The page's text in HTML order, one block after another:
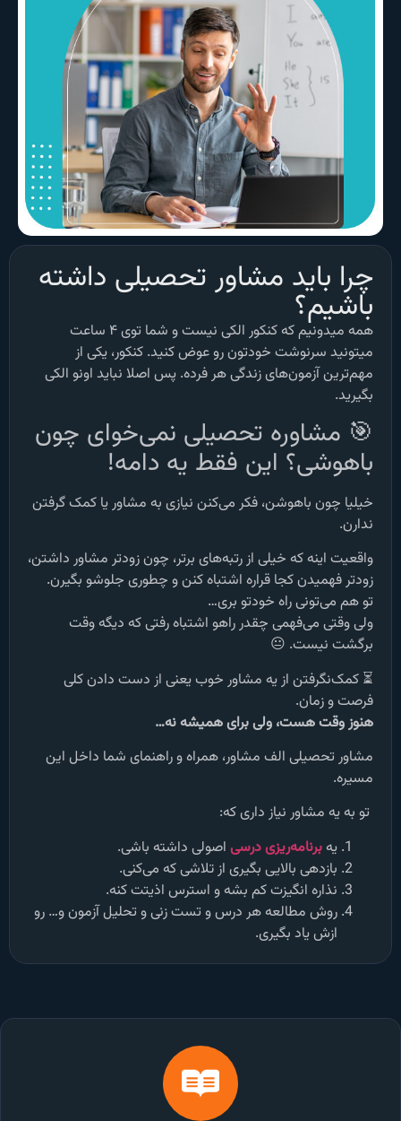
چرا باید مشاور تحصیلی داشته
باشیم؟
همه میدونیم که کنکور الکی نیست و شما توی ۴ ساعت
میتونید سرنوشت خودتون رو عوض کنید. کنکور، یکی از
مهم‌ترین آزمون‌های زندگی هر فرده. پس اصلا نباید اونو الکی
بگیرید.
🎯 مشاوره تحصیلی نمی‌خوای چون
باهوشی؟ این فقط یه دامه!
خیلیا چون باهوشن، فکر می‌کنن نیازی به مشاور یا کمک گرفتن
ندارن.
واقعیت اینه که خیلی از رتبه‌های برتر، چون زودتر مشاور داشتن،
زودتر فهمیدن کجا قراره اشتباه کنن و چطوری جلوشو بگیرن.
تو هم می‌تونی راه خودتو بری…
ولی وقتی می‌فهمی چقدر راهو اشتباه رفتی که دیگه وقت
برگشت نیست. 😐
⏳ کمک‌نگرفتن از یه مشاور خوب یعنی از دست دادن کلی
فرصت و زمان.
هنوز وقت هست، ولی برای همیشه نه…
مشاور تحصیلی الف مشاور، همراه و راهنمای شما داخل این
مسیره.
تو به یه مشاور نیاز داری که:
یهبرنامه‌ریزی درسی اصولی داشته باشی.
بازدهی بالایی بگیری از تلاشی که می‌کنی.
نذاره انگیزت کم بشه و استرس اذیتت کنه.
روش مطالعه هر درس و تست زنی و تحلیل آزمون و… رو
ازش یاد بگیری.